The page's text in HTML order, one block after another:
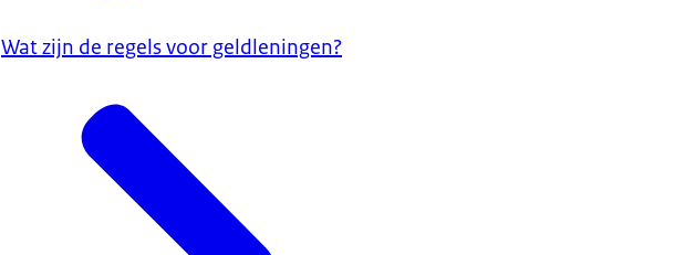
Wat zijn de regels voor geldleningen?